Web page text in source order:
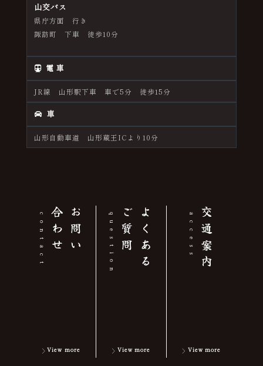
山交バス
県庁方面 行き
諏訪町 下車 徒歩10分
電 車
JR線 山形駅下車 車で5分 徒歩15分
車
山形自動車道 山形蔵王ICより10分
お
問
い
合
わ
せ
contact
View more
よ
く
あ
る
ご
質
問
question
View more
交通案内
access
View more